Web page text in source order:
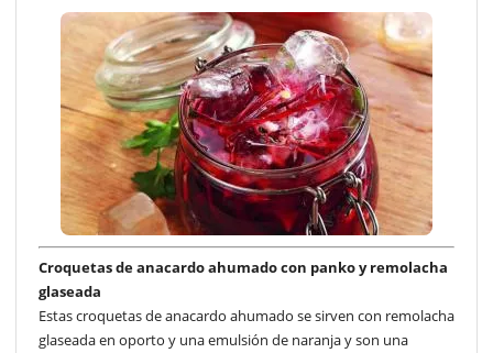
Croquetas de anacardo ahumado con panko y remolacha
glaseada
Estas croquetas de anacardo ahumado se sirven con remolacha
glaseada en oporto y una emulsión de naranja y son una